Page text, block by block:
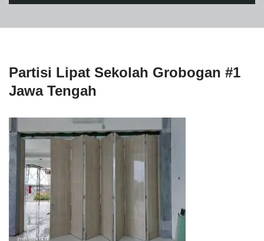
Partisi Lipat Sekolah Grobogan #1
Jawa Tengah